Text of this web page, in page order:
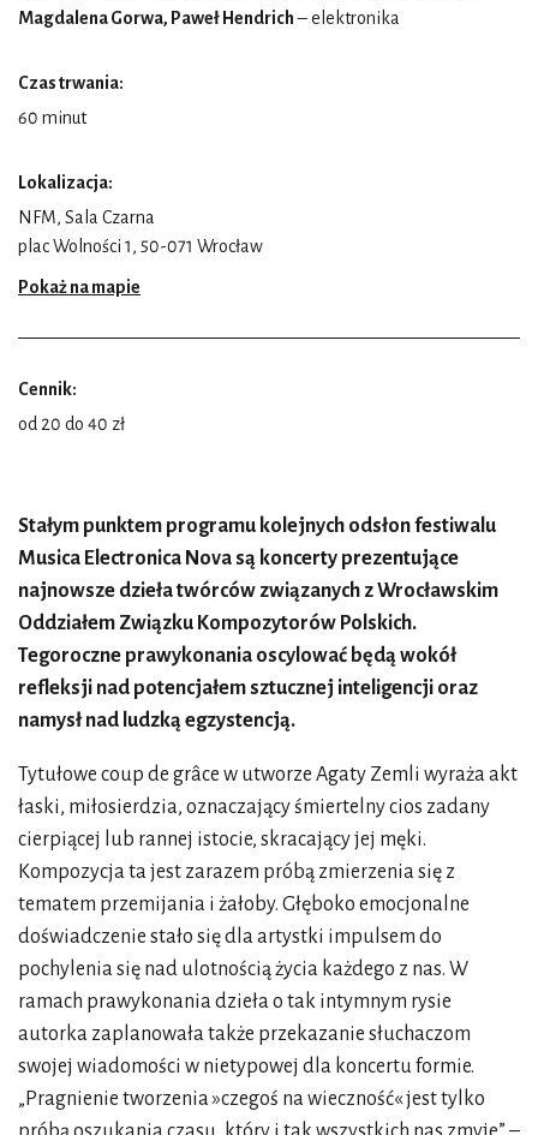
Magdalena Gorwa, Paweł Hendrich– elektronika
Czas trwania:
60 minut
Lokalizacja:
NFM, Sala Czarna
plac Wolności 1, 50-071 Wrocław
Pokaż na mapie
Cennik:
od 20 do 40 zł
Stałym punktem programu kolejnych odsłon festiwalu
Musica Electronica Nova są koncerty prezentujące
najnowsze dzieła twórców związanych z Wrocławskim
Oddziałem Związku Kompozytorów Polskich.
Tegoroczne prawykonania oscylować będą wokół
refleksji nad potencjałem sztucznej inteligencji oraz
namysł nad ludzką egzystencją.
Tytułowe coup de grâce w utworze Agaty Zemli wyraża akt
łaski, miłosierdzia, oznaczający śmiertelny cios zadany
cierpiącej lub rannej istocie, skracający jej męki.
Kompozycja ta jest zarazem próbą zmierzenia się z
tematem przemijania i żałoby. Głęboko emocjonalne
doświadczenie stało się dla artystki impulsem do
pochylenia się nad ulotnością życia każdego z nas. W
ramach prawykonania dzieła o tak intymnym rysie
autorka zaplanowała także przekazanie słuchaczom
swojej wiadomości w nietypowej dla koncertu formie.
„Pragnienie tworzenia »czegoś na wieczność« jest tylko